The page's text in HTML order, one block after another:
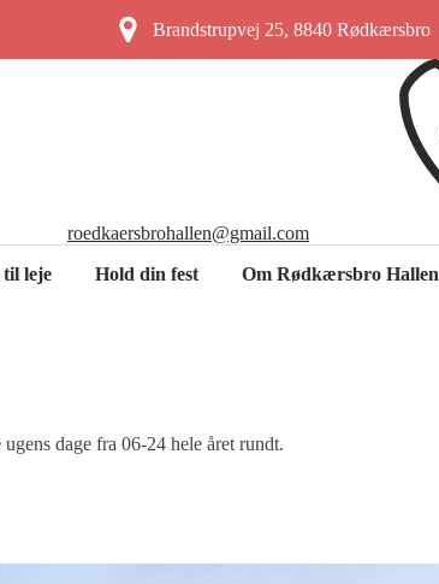
Brandstrupvej 25, 8840 Rødkærsbro
roedkaersbrohallen@gmail.com
leje Hold din fest Om Rødkærsbro Hallen
dage fra 06-24 hele året rundt.